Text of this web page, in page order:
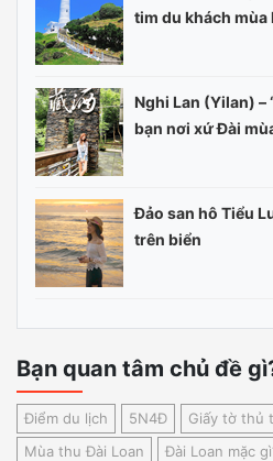
tim du khách mùa
Nghi Lan (Yilan) –
bạn nơi xứ Đài
Đảo san hô Tiểu
trên biển
Bạn quan tâm chủ đề
Điểm du lịch 5N4Đ Giấy tờ thủ
Mùa thu Đài Loan
Đài Loan mặc